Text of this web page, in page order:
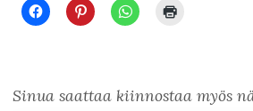
Sinua saattaa kiinnostaa myös